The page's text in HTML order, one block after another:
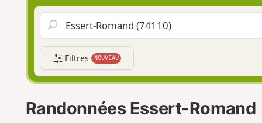
Filtres NOUVEAU
Randonnées Essert-Romand